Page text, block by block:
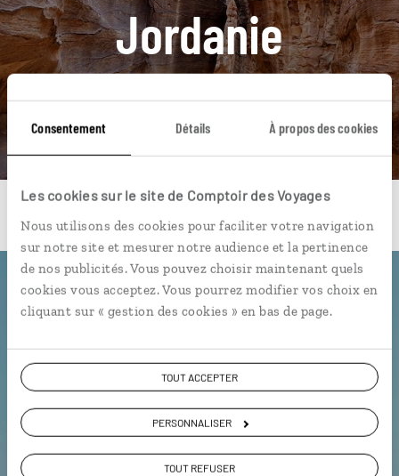
Consentement Détails À propos des cookies
Les cookies sur le site de Comptoir des Voyages
Nous utilisons des cookies pour faciliter votre navigation
sur notre site et mesurer notre audience et la pertinence
de nos publicités. Vous pouvez choisir maintenant quels
cookies vous acceptez. Vous pourrez modifier vos choix en
cliquant sur « gestion des cookies » en bas de page.
TOUT ACCEPTER
PERSONNALISER
TOUT REFUSER
Jordanie
DÉCOUVRIR
Une envie de voyage
particulière ?
Bédouins Aqaba
Ajlun Désert Al Ula Hegra Aqaba